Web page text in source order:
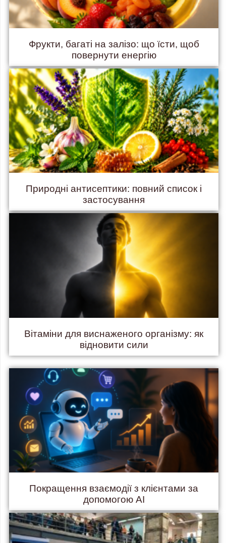
Фрукти, багаті на залізо: що їсти, щоб
повернути енергію
Природні антисептики: повний список і
застосування
Вітаміни для виснаженого організму: як
відновити сили
Покращення взаємодії з клієнтами за
допомогою AI